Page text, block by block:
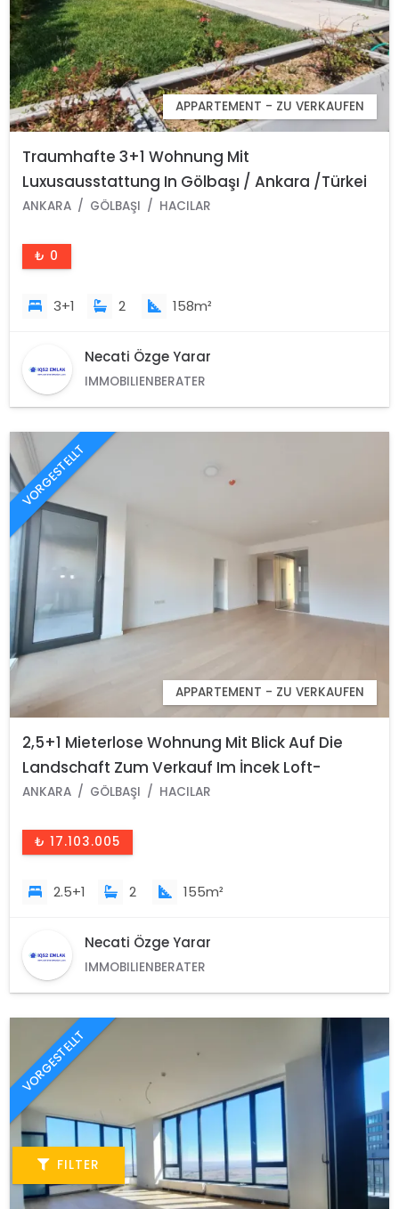
FILTER
APPARTEMENT - ZU VERKAUFEN
Traumhafte 3+1 Wohnung Mit
Luxusausstattung In Gölbaşı / Ankara /Türkei
ANKARA GÖLBAŞI HACILAR
₺ 0
3+1 2 158m²
Necati Özge Yarar
IMMOBILIENBERATER
VORGESTELLT
APPARTEMENT - ZU VERKAUFEN
2,5+1 Mieterlose Wohnung Mit Blick Auf Die
Landschaft Zum Verkauf Im İncek Loft-
Komplex
ANKARA GÖLBAŞI HACILAR
₺ 17.103.005
2.5+1 2 155m²
Necati Özge Yarar
IMMOBILIENBERATER
VORGESTELLT